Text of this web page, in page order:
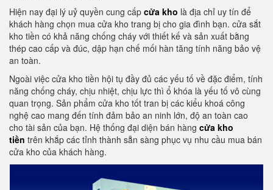
Hiện nay đại lý uỷ quyền cung cấp cửa kho là địa chỉ uy tín để
khách hàng chọn mua cửa kho trang bị cho gia đình bạn. cửa sắt
kho tiền có khả năng chống cháy với thiết kế và sản xuất bằng
thép cao cấp và đúc, dập hạn chế mối hàn tăng tính năng bảo vệ
an toàn.
Ngoài việc cửa kho tiền hội tụ đầy đủ các yếu tố về đặc điểm, tính
năng chống cháy, chịu nhiệt, chịu lực thì ổ khóa là yếu tố vô cùng
quan trọng. Sản phẩm cửa kho tốt tran bị các kiểu khoá công
nghệ cao mang đến tính đảm bảo an ninh lớn, độ an toàn cao
cho tài sản của bạn. Hệ thống đại diện bán hàng cửa kho
tiền trên khắp các tỉnh thành sẵn sàng phục vụ nhu cầu mua bán
cửa kho của khách hàng.